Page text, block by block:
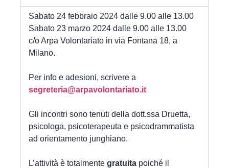
Sabato 24 febbraio 2024 dalle 9.00 alle 13.00
Sabato 23 marzo 2024 dalle 9.00 alle 13.00
c/o Arpa Volontariato in via Fontana 18, a
Milano.
Per info e adesioni, scrivere a
segreteria@arpavolontariato.it
Gli incontri sono tenuti della dott.ssa Druetta,
psicologa, psicoterapeuta e psicodrammatista
ad orientamento junghiano.
L’attività è totalmente gratuita poiché il